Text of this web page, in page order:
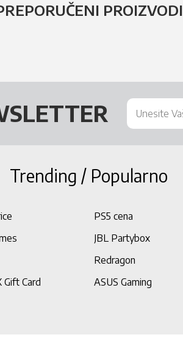
PROIZVODI
Trending / Popularno
PS5 cena
JBL Partybox
Redragon
Gift Card ASUS Gaming